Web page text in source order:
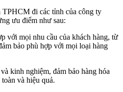
đi các tỉnh của công ty
ưu điểm như sau:
với mọi nhu cầu của khách hàng, từ
bảo phù hợp với mọi loại hàng
kinh nghiệm, đảm bảo hàng hóa
và hiệu quả.